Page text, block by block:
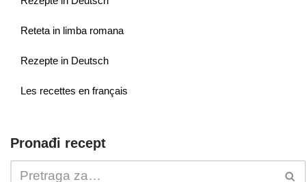
Reteta in limba romana
Rezepte in Deutsch
Les recettes en français
Pronađi recept